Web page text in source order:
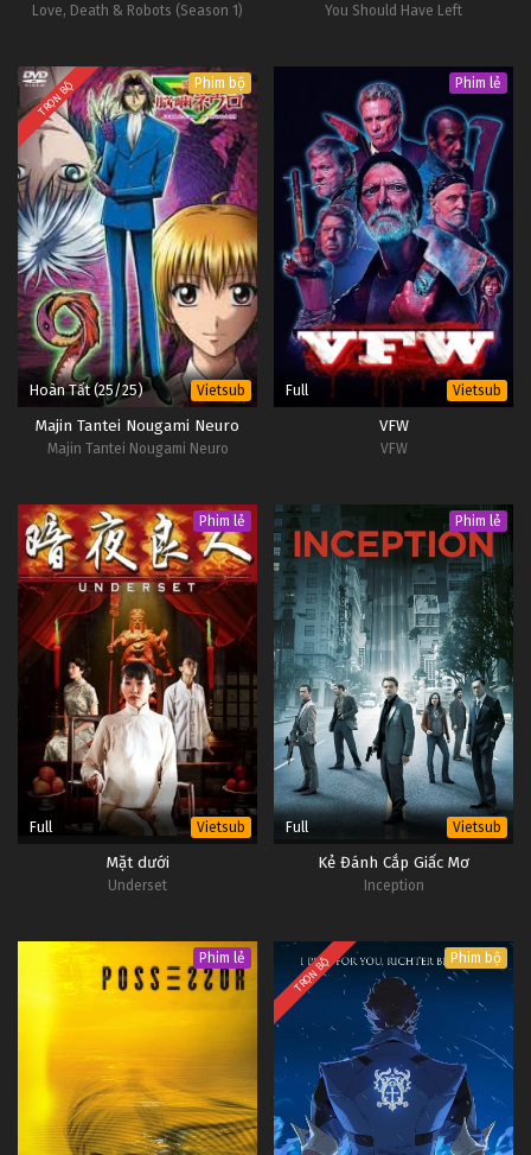
Love, Death & Robots (Season 1) You Should Have Left
TRỌN BỘ Phim bộ
Hoàn Tất (25/25) Vietsub
Majin Tantei Nougami Neuro
Majin Tantei Nougami Neuro
Phim lẻ
Full Vietsub
VFW
VFW
Phim lẻ
Full Vietsub
Mặt dưới
Underset
Phim lẻ
Full Vietsub
Kẻ Đánh Cắp Giấc Mơ
Inception
Phim lẻ TRỌN BỘ Phim bộ